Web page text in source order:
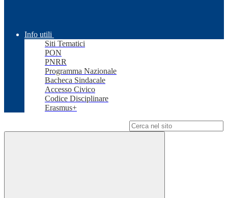
Info utili
Siti Tematici
PON
PNRR
Programma Nazionale
Bacheca Sindacale
Accesso Civico
Codice Disciplinare
Erasmus+